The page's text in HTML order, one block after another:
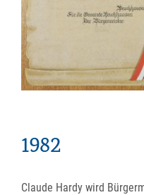
1982
Claude Hardy wird